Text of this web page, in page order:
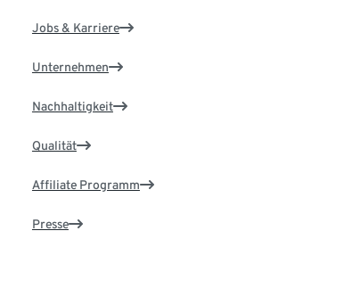
Jobs & Karriere
Unternehmen
Nachhaltigkeit
Qualität
Affiliate Programm
Presse